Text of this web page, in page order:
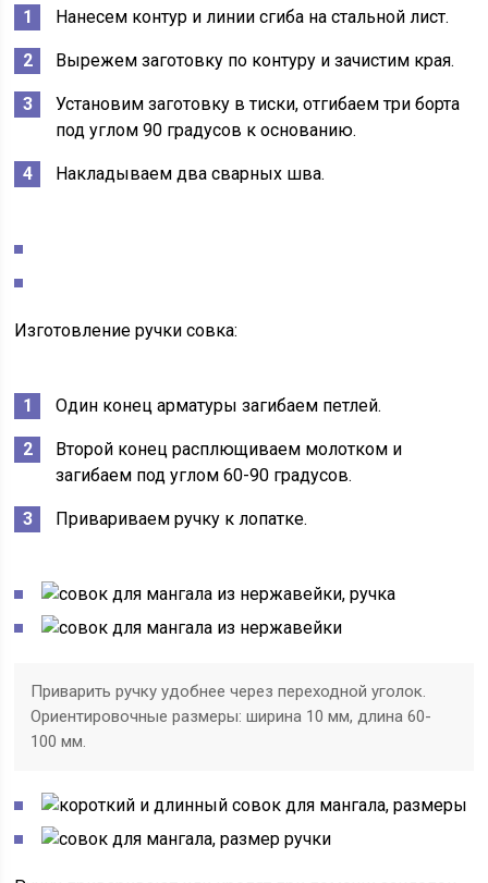
Нанесем контур и линии сгиба на стальной лист.
Вырежем заготовку по контуру и зачистим края.
Установим заготовку в тиски, отгибаем три борта
под углом 90 градусов к основанию.
Накладываем два сварных шва.
Изготовление ручки совка:
Один конец арматуры загибаем петлей.
Второй конец расплющиваем молотком и
загибаем под углом 60-90 градусов.
Привариваем ручку к лопатке.
Приварить ручку удобнее через переходной уголок.
Ориентировочные размеры: ширина 10 мм, длина 60-
100 мм.